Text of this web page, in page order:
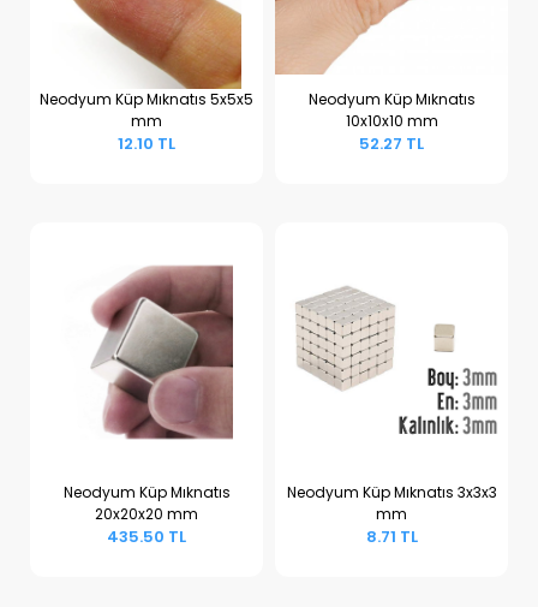
Sepete Ekle
Neodyum Küp Mıknatıs 5x5x5
mm
12.10 TL
Sepete Ekle
Neodyum Küp Mıknatıs
10x10x10 mm
52.27 TL
Sepete Ekle
Neodyum Küp Mıknatıs
20x20x20 mm
435.50 TL
Sepete Ekle
Neodyum Küp Mıknatıs 3x3x3
mm
8.71 TL